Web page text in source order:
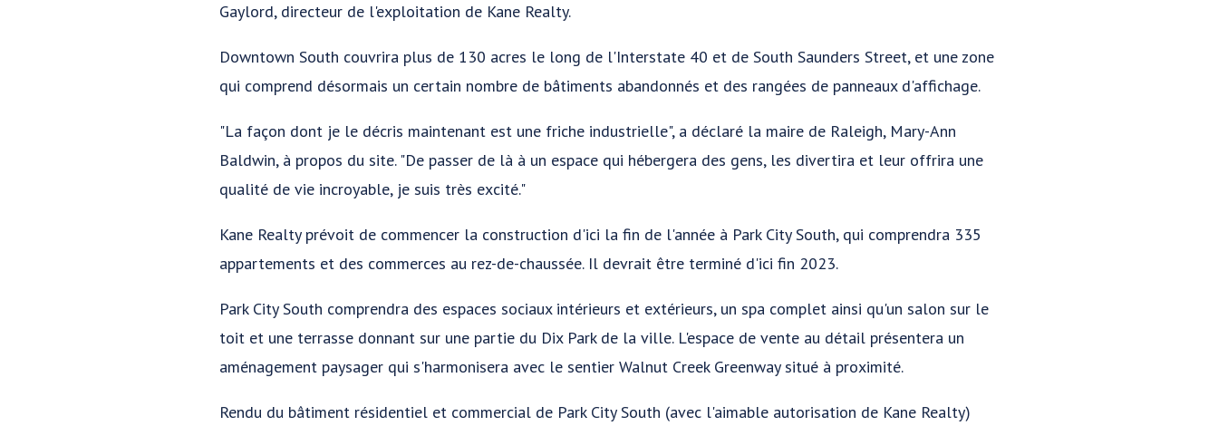
Gaylord, directeur de l'exploitation de Kane Realty.
Downtown South couvrira plus de 130 acres le long de l'Interstate 40 et de South Saunders Street, et une zone
qui comprend désormais un certain nombre de bâtiments abandonnés et des rangées de panneaux d'affichage.
"La façon dont je le décris maintenant est une friche industrielle", a déclaré la maire de Raleigh, Mary-Ann
Baldwin, à propos du site. "De passer de là à un espace qui hébergera des gens, les divertira et leur offrira une
qualité de vie incroyable, je suis très excité."
Kane Realty prévoit de commencer la construction d'ici la fin de l'année à Park City South, qui comprendra 335
appartements et des commerces au rez-de-chaussée. Il devrait être terminé d'ici fin 2023.
Park City South comprendra des espaces sociaux intérieurs et extérieurs, un spa complet ainsi qu'un salon sur le
toit et une terrasse donnant sur une partie du Dix Park de la ville. L'espace de vente au détail présentera un
aménagement paysager qui s'harmonisera avec le sentier Walnut Creek Greenway situé à proximité.
Rendu du bâtiment résidentiel et commercial de Park City South (avec l'aimable autorisation de Kane Realty)